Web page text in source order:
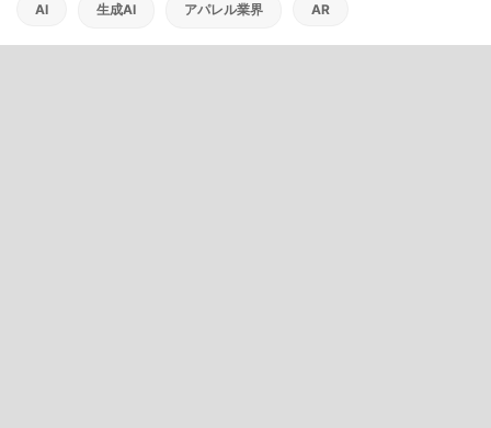
AI 生成AI アパレル業界 AR